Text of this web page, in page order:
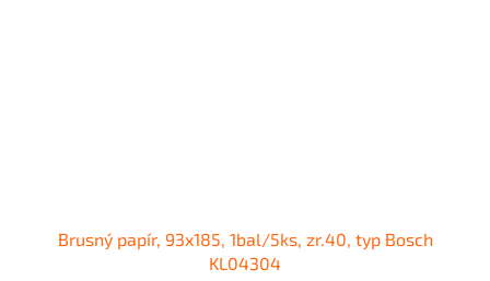
Brusný papír, 93x185, 1bal/5ks, zr.40, typ Bosch
KL04304